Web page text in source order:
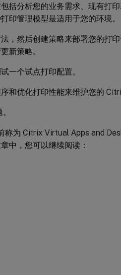
括分析您的业务需求、现有打
印管理模型最适用于您的环境。
，然后创建策略来部署您的打
新策略。
一个试点打印配置。
和优化打印性能来维护您的
称为 Citrix Virtual Apps and
中，您可以继续阅读：